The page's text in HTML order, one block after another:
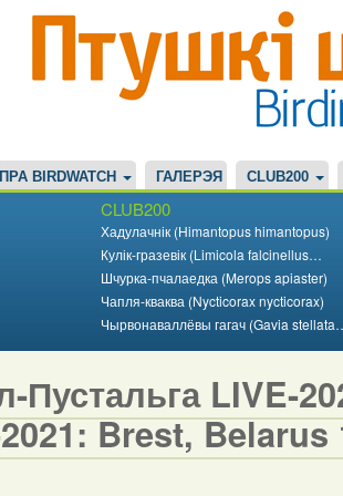
ПРА BIRDWATCH ГАЛЕРЭЯ CLUB200
CLUB200
Хадулачнік (Himantopus himantopus)
Кулік-гразевік (Limicola falcinellus…
Шчурка-пчалаедка (Merops apiaster)
Чапля-кваква (Nycticorax nycticorax)
Чырвонаваллёвы гагач (Gavia
Пустальга LIVE-
Brest,